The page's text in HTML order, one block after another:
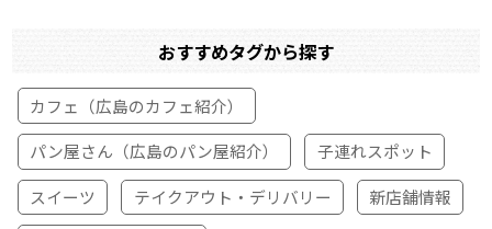
おすすめタグから探す
カフェ（広島のカフェ紹介）
パン屋さん（広島のパン屋紹介）
子連れスポット
スイーツ
テイクアウト・デリバリー
新店舗情報